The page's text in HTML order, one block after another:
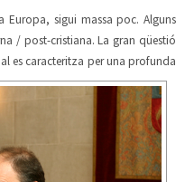
Europa, sigui massa poc. Alguns
/ post-cristiana. La gran qüestió
es caracteritza per una profunda